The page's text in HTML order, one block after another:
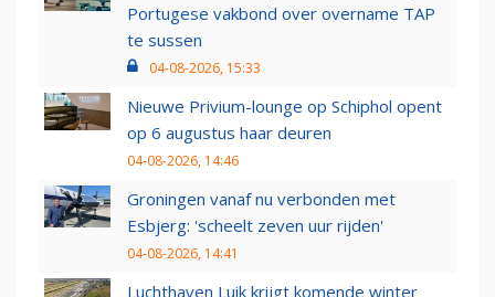
Portugese vakbond over overname TAP
te sussen
04-08-2026, 15:33
Nieuwe Privium-lounge op Schiphol opent
op 6 augustus haar deuren
04-08-2026, 14:46
Groningen vanaf nu verbonden met
Esbjerg: 'scheelt zeven uur rijden'
04-08-2026, 14:41
Luchthaven Luik krijgt komende winter